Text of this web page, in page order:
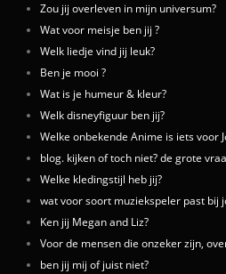
Zou jij overleven in mijn universum?
Wat voor meisje ben jij ?
Welk liedje vind jij leuk?
Ben je mooi ?
Wat is je humeur & kleur?
Welk disneyfiguur ben jij?
Welke onbekende Anime is iets voor
blog. kijken of toch niet? de grote
Welke kledingstijl heb jij?
wat voor soort muziekspeler past bij
Ken jij Megan and Liz?
Voor de mensen die onzeker zijn,
ben jij mij of juist niet?